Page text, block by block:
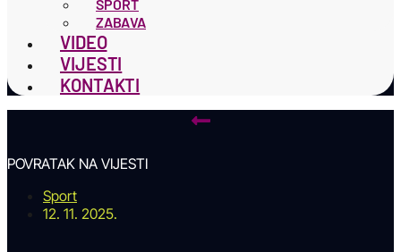
SPORT
ZABAVA
VIDEO
VIJESTI
KONTAKTI
POVRATAK NA VIJESTI
Sport
12. 11. 2025.